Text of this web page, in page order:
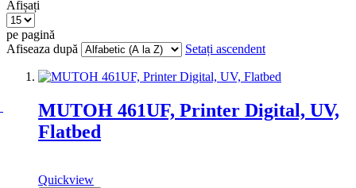
Afișați
pe pagină
Afiseaza după
Setați ascendent
MUTOH 461UF, Printer Digital, UV,
Flatbed
Quickview